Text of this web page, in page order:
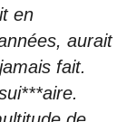
en
aurait
fait.